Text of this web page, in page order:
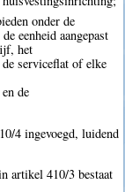
onder de
eenheid aangepast
het
serviceflat of elke
de
4 ingevoegd, luidend
artikel 410/3 bestaat